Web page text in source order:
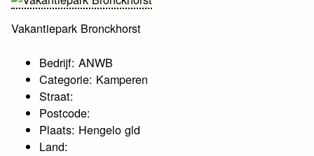
Vakantiepark Bronckhorst
Bedrijf: ANWB
Categorie: Kamperen
Straat:
Postcode:
Plaats: Hengelo gld
Land: